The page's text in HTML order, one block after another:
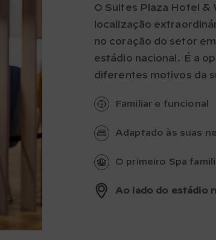
O Suites Plaza Hotel &
localização
no coração do setor
estádio nacional. É a
diferentes motivos da
Familiar e funcional
Adaptado às suas
O primeiro Spa
Ao lado do estádio